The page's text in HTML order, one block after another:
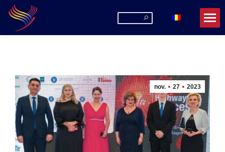
Search:
nov. 27 2023